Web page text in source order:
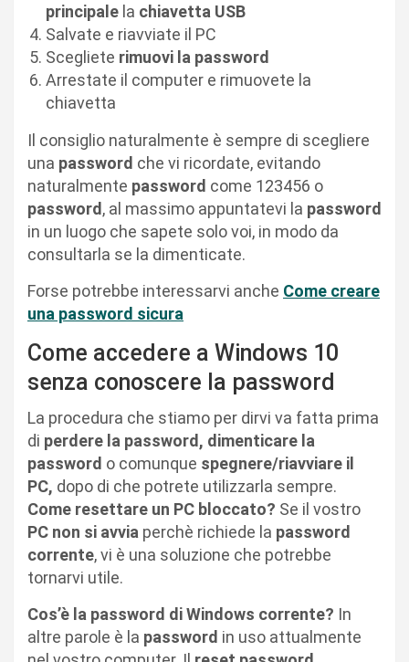
principale la chiavetta USB
Salvate e riavviate il PC
Scegliete rimuovi la password
Arrestate il computer e rimuovete la
chiavetta
Il consiglio naturalmente è sempre di scegliere
una password che vi ricordate, evitando
naturalmente password come 123456 o
password , al massimo appuntatevi la password
in un luogo che sapete solo voi, in modo da
consultarla se la dimenticate.
Forse potrebbe interessarvi anche Come creare
una password sicura
Come accedere a Windows 10
senza conoscere la password
La procedura che stiamo per dirvi va fatta prima
di perdere la password, dimenticare la
password o comunque spegnere/riavviare il
PC, dopo di che potrete utilizzarla sempre.
Come resettare un PC bloccato? Se il vostro
PC non si avvia perchè richiede la password
corrente, vi è una soluzione che potrebbe
tornarvi utile.
Cos’è la password di Windows corrente? In
altre parole è la password in uso attualmente